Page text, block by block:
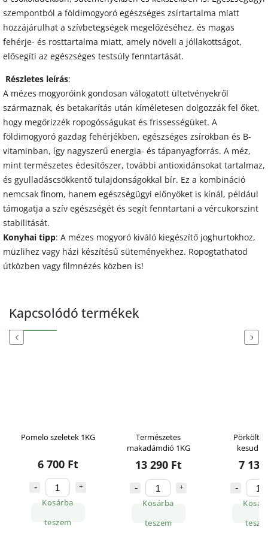
szempontból a földimogyoró egészséges zsírtartalma miatt
hozzájárulhat a szívbetegségek megelőzéséhez, és magas
fehérje- és rosttartalma miatt, amely növeli a jóllakottságot,
elősegíti az egészséges testsúly fenntartását.
Részletes leírás:
A mézes mogyoróink gondosan válogatott ültetvényekről
származnak, és betakarítás után kíméletesen dolgozzák fel őket,
hogy megőrizzék ropogósságukat és frissességüket. A
földimogyoró gazdag fehérjékben, egészséges zsírokban és B-
vitaminban, így nagyszerű energia- és tápanyagforrás. A méz,
mint természetes édesítőszer, további antioxidánsokat tartalmaz,
és gyulladáscsökkentő tulajdonságokkal bír. Ez a kombináció
nemcsak finom, hanem egészségügyi előnyöket is kínál, például
támogatja a szív egészségét és segít fenntartani a vércukorszint
stabilitását.
Konyhai tipp: A mézes mogyoró kiváló kiegészítő joghurtokhoz,
müzlihez vagy házi készítésű süteményekhez. Ropogtathatod
útközben vagy filmnézés közben is!
Kapcsolódó termékek
Previous
Pomelo szeletek 1KG
6 700 Ft
Kosárba
teszem
Természetes
makadámdió 1KG
13 290 Ft
Kosárba
teszem
Pörkölt
kesudió
7
Next